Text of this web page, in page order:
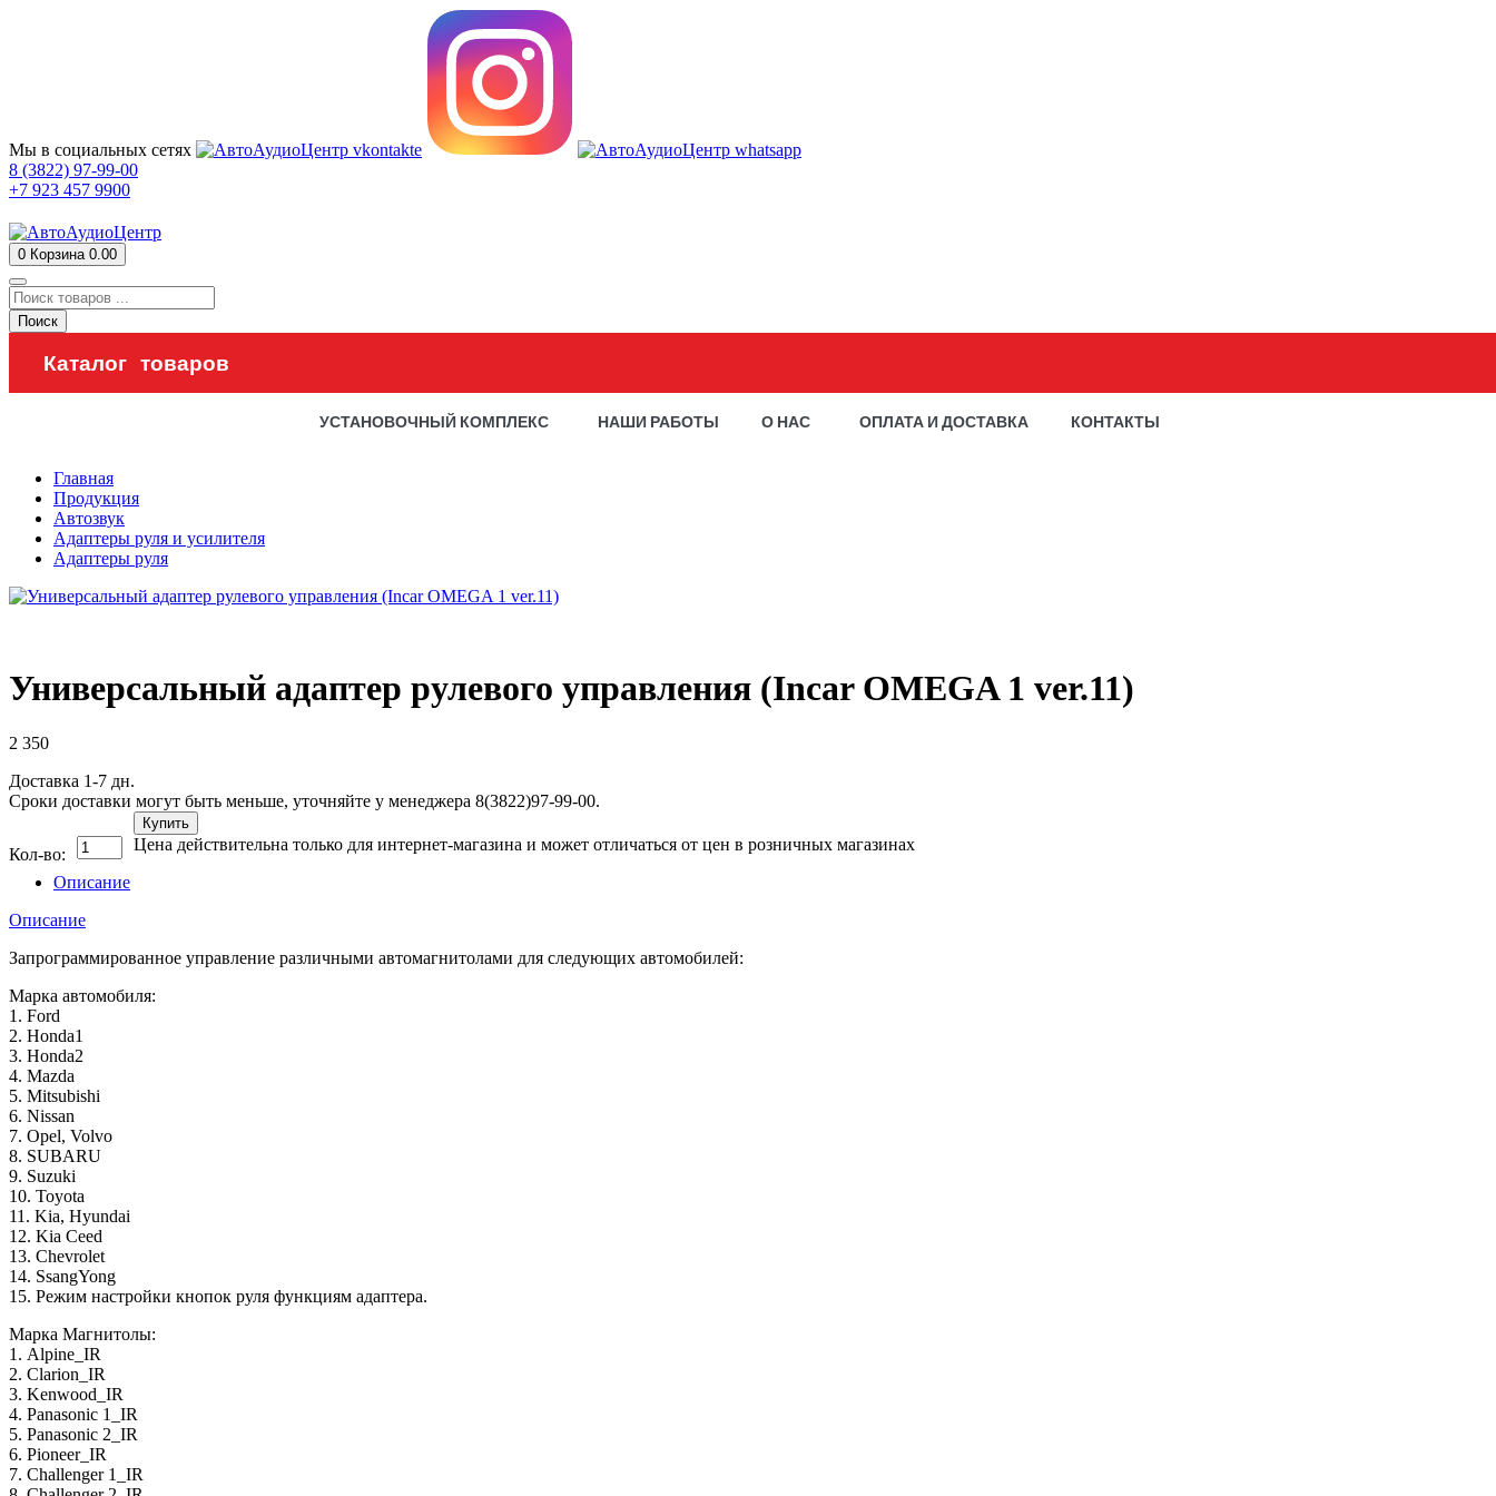
Мы в социальных сетях
8 (3822) 97-99-00
+7 923 457 9900
0 Корзина 0.00
Поиск
Каталог товаров
УСТАНОВОЧНЫЙ КОМПЛЕКС НАШИ РАБОТЫ О НАС ОПЛАТА И ДОСТАВКА КОНТАКТЫ
Главная
Продукция
Автозвук
Адаптеры руля и усилителя
Адаптеры руля
Универсальный адаптер рулевого управления (Incar OMEGA 1 ver.11)
2 350
Доставка 1-7 дн.
Сроки доставки могут быть меньше, уточняйте у менеджера 8(3822)97-99-00.
Кол-во:
Купить
Цена действительна только для интернет-магазина и может отличаться от цен в розничных магазинах
Описание
Описание
Запрограммированное управление различными автомагнитолами для следующих автомобилей:
Марка автомобиля:
1. Ford
2. Honda1
3. Honda2
4. Mazda
5. Mitsubishi
6. Nissan
7. Opel, Volvo
8. SUBARU
9. Suzuki
10. Toyota
11. Kia, Hyundai
12. Kia Ceed
13. Chevrolet
14. SsangYong
15. Режим настройки кнопок руля функциям адаптера.
Марка Магнитолы:
1. Alpine_IR
2. Clarion_IR
3. Kenwood_IR
4. Panasonic 1_IR
5. Panasonic 2_IR
6. Pioneer_IR
7. Challenger 1_IR